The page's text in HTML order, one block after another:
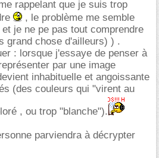
rappelant que je suis trop
, le problème me semble
je ne pe pas tout comprendre
grand chose d'ailleurs) ) .
: lorsque j'essaye de penser à
par une image
inhabituelle et angoissante
(des couleurs qui "virent au
, ou trop "blanche").
parviendra à décrypter